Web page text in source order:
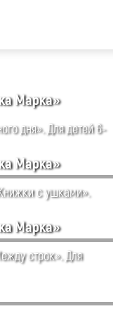
Марка»
дня». Для детей 6-
Марка»
с ушками».
Марка»
строк». Для